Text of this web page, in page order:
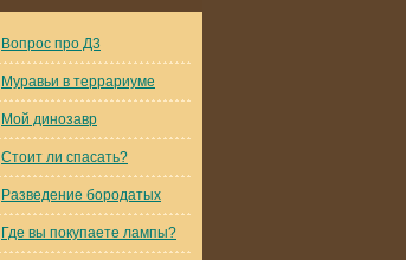
Вопрос про Д3
Муравьи в террариуме
Мой динозавр
Стоит ли спасать?
Разведение бородатых
Где вы покупаете лампы?